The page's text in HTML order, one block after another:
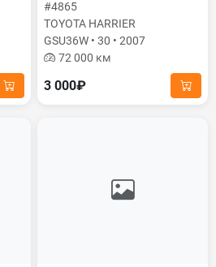
#4865
TOYOTA HARRIER
GSU36W • 30 • 2007
72 000 км
3 000₽